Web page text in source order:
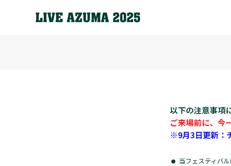
以下の注意事項
ご来場前に、今
※9月3日更新：
当フェスティバ